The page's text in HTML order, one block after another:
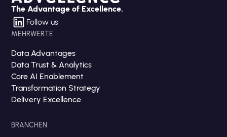
The Advantage of Excellence.
Follow us
MEHRWERTE
Data Advantages
Data Trust & Analytics
Core AI Enablement
Transformation Strategy
Delivery Excellence
BRANCHEN